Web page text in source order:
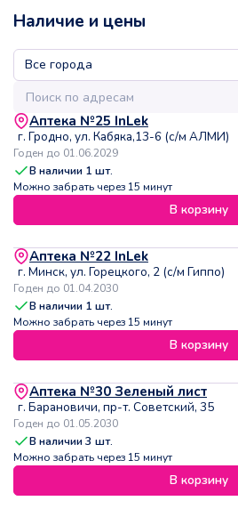
Наличие и цены
Аптека №25 InLek
г. Гродно, ул. Кабяка,13-6 (с/м АЛМИ)
Годен до 01.06.2029
В наличии 1 шт.
Можно забрать через 15 минут
В корзину
Аптека №22 InLek
г. Минск, ул. Горецкого, 2 (с/м Гиппо)
Годен до 01.04.2030
В наличии 1 шт.
Можно забрать через 15 минут
В корзину
Аптека №30 Зеленый лист
г. Барановичи, пр-т. Советский, 35
Годен до 01.05.2030
В наличии3 шт.
Можно забрать через 15 минут
В корзину